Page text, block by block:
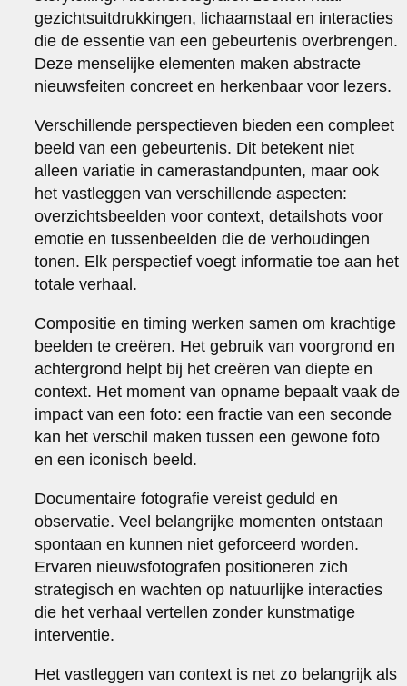
gezichtsuitdrukkingen, lichaamstaal en interacties
die de essentie van een gebeurtenis overbrengen.
Deze menselijke elementen maken abstracte
nieuwsfeiten concreet en herkenbaar voor lezers.
Verschillende perspectieven bieden een compleet
beeld van een gebeurtenis. Dit betekent niet
alleen variatie in camerastandpunten, maar ook
het vastleggen van verschillende aspecten:
overzichtsbeelden voor context, detailshots voor
emotie en tussenbeelden die de verhoudingen
tonen. Elk perspectief voegt informatie toe aan het
totale verhaal.
Compositie en timing werken samen om krachtige
beelden te creëren. Het gebruik van voorgrond en
achtergrond helpt bij het creëren van diepte en
context. Het moment van opname bepaalt vaak de
impact van een foto: een fractie van een seconde
kan het verschil maken tussen een gewone foto
en een iconisch beeld.
Documentaire fotografie vereist geduld en
observatie. Veel belangrijke momenten ontstaan
spontaan en kunnen niet geforceerd worden.
Ervaren nieuwsfotografen positioneren zich
strategisch en wachten op natuurlijke interacties
die het verhaal vertellen zonder kunstmatige
interventie.
Het vastleggen van context is net zo belangrijk als